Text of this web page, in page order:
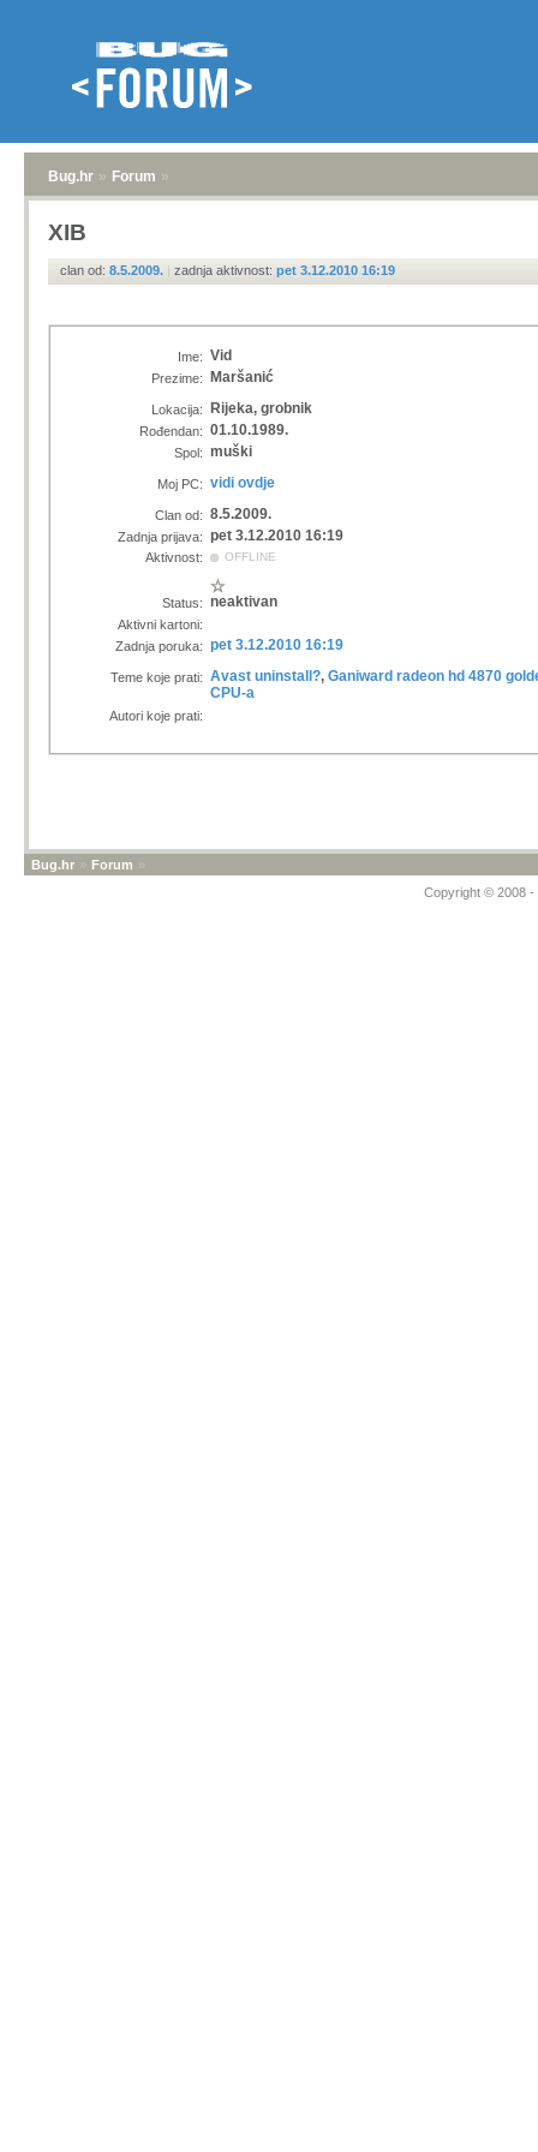
Bug.hr » Forum »
XIB
clan od: 8.5.2009. | zadnja aktivnost: pet 3.12.2010 16:19
Ime: Vid
Prezime: Maršanić
Lokacija: Rijeka, grobnik
Rođendan: 01.10.1989.
Spol: muški
Moj PC: vidi ovdje
Clan od: 8.5.2009.
Zadnja prijava: pet 3.12.2010 16:19
Aktivnost: OFFLINE
Status: neaktivan
Aktivni kartoni:
Zadnja poruka: pet 3.12.2010 16:19
Teme koje prati: Avast uninstall?, Ganiward radeon hd 4870
CPU-a
Autori koje prati:
Bug.hr » Forum »
Copyright © 2008 -